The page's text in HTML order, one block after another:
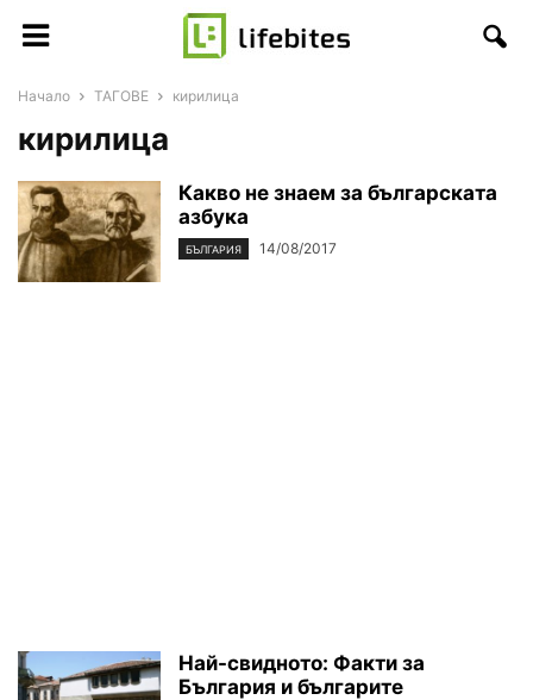
Начало ТАГОВЕ кирилица
кирилица
Какво не знаем за българската
азбука
БЪЛГАРИЯ 14/08/2017
Най-свидното: Факти за
България и българите